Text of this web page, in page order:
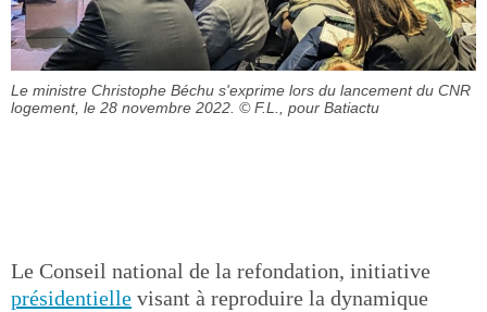
Le ministre Christophe Béchu s'exprime lors du lancement du CNR
logement, le 28 novembre 2022. © F.L., pour Batiactu
Le Conseil national de la refondation, initiative
présidentielle visant à reproduire la dynamique